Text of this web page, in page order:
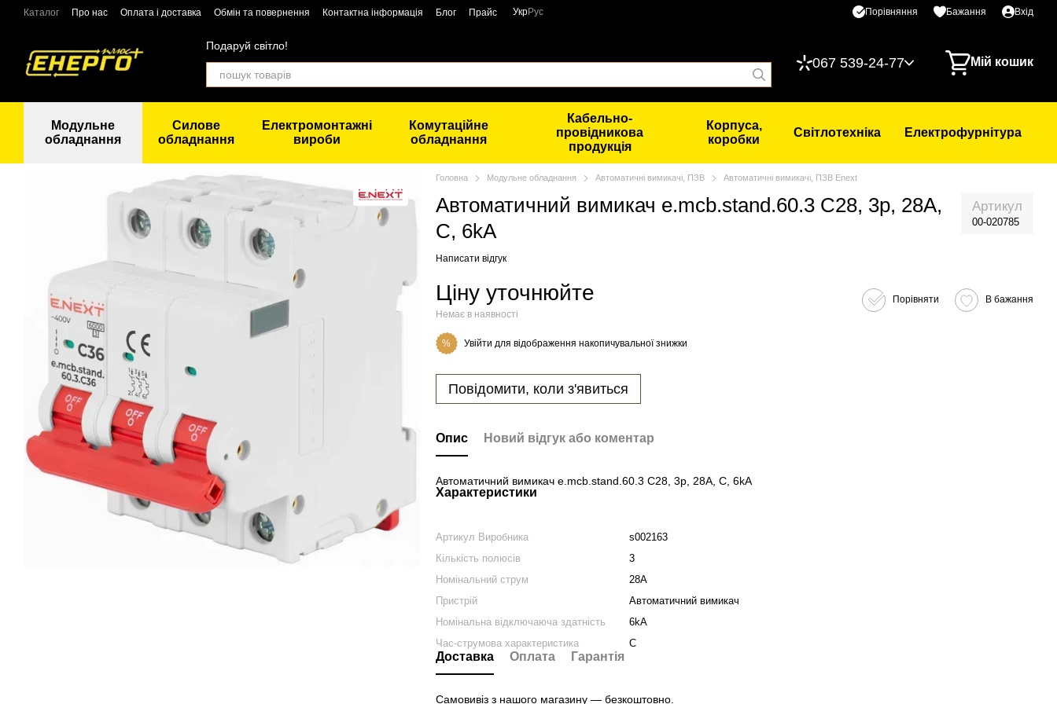
Перейти до основного контенту
Каталог Про нас Оплата і доставка Обмін та повернення Контактна інформація Блог Прайс УкрРус Порівняння Бажання Вхід
Подаруй світло!
067 539-24-77 Мій кошик
Модульне
обладнання
Силове
обладнання
Електромонтажні
вироби
Комутаційне
обладнання
Кабельно-
провідникова
продукція
Корпуса,
коробки
Світлотехніка Електрофурнітура
Головна Модульне обладнання Автоматичні вимикачі, ПЗВ Автоматичні вимикачі, ПЗВ Enext
Автоматичний вимикач e.mcb.stand.60.3 C28, 3p, 28A,
C, 6kA
Артикул
00-020785
Написати відгук
Ціну уточнюйте
Немає в наявності
Порівняти В бажання
% Увійти для відображення накопичувальної знижки
Повідомити, коли з'явиться
Опис Новий відгук або коментар
Автоматичний вимикач e.mcb.stand.60.3 C28, 3p, 28A, C, 6kA
Характеристики
Артикул Виробника
s002163
Кількість полюсів
3
Номінальний струм
28A
Пристрій
Автоматичний вимикач
Номінальна відключаюча здатність
6kA
Час-струмова характеристика
C
Доставка Оплата Гарантія
Самовивіз з нашого магазину — безкоштовно.